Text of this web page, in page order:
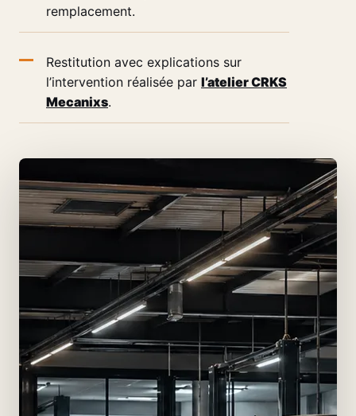
remplacement.
Restitution avec explications sur
l’intervention réalisée par l’atelier CRKS
Mecanixs.